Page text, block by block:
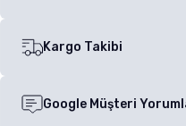
Kargo Takibi
Google Müşteri